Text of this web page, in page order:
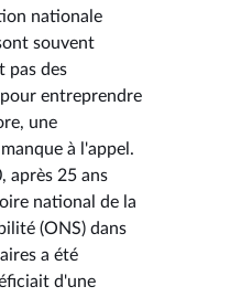
nationale
souvent
pas des
entreprendre
une
à l'appel.
après 25 ans
national de la
(ONS) dans
a été
d'une